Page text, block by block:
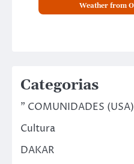
Weather from
Categorias
" COMUNIDADES
Cultura
DAKAR